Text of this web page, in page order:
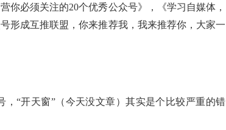
你必须关注的20个优秀公众号》，《学习自媒体，
形成互推联盟，你来推荐我，我来推荐你，大家一
“开天窗”（今天没文章）其实是个比较严重的错